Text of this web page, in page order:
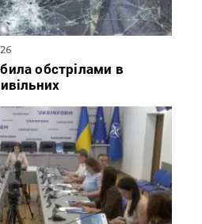
обстрілами в